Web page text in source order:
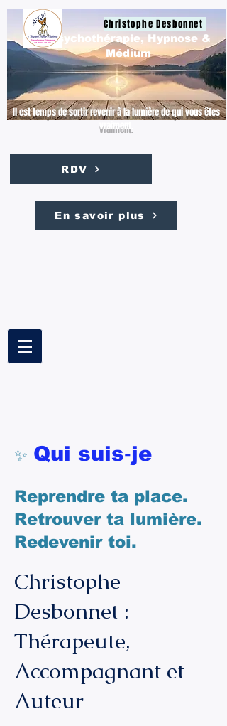
Christophe Desbonnet
Il est temps de sortir revenir à la lumière de qui vous êtes
vraiment.
Psychothérapie, Hypnose &
Médium
RDV
En savoir plus
✨ Qui suis‑je
Reprendre ta place.
Retrouver ta lumière.
Redevenir toi.
Christophe
Desbonnet :
Thérapeute,
Accompagnant et
Auteur